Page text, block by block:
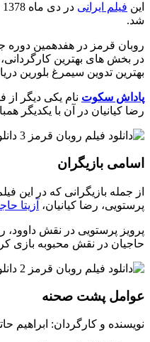
این فیلم ایرانی
شد.
روبان قرمز در هفدهمین دوره
در بخش های بهترین
بهترین تدوین سیمرغ بلورین
پاداش سکوت نام یکی دیگر از
رضا کیانیان در آن با یکدیگر
اسامی بازیگران
از جمله بازیگرانی که در این
پرستویی، رضا کیانیان، آزیتا
پرویز پرستویی در نقش داوود،
حاجیان در نقش محبوبه بازی
عوامل پشت صحنه
نویسنده و کارگردان: ابراهیم